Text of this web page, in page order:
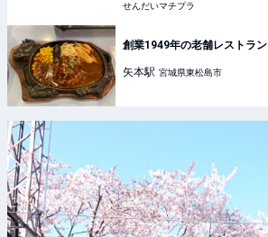
せんだいマチプラ
創業1949年の老舗レストラン
矢本駅 宮城県東松島市